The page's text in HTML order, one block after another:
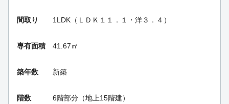
間取り 1LDK（ＬＤＫ１１．１・洋３．４）
専有面積 41.67㎡
築年数 新築
階数 6階部分（地上15階建）